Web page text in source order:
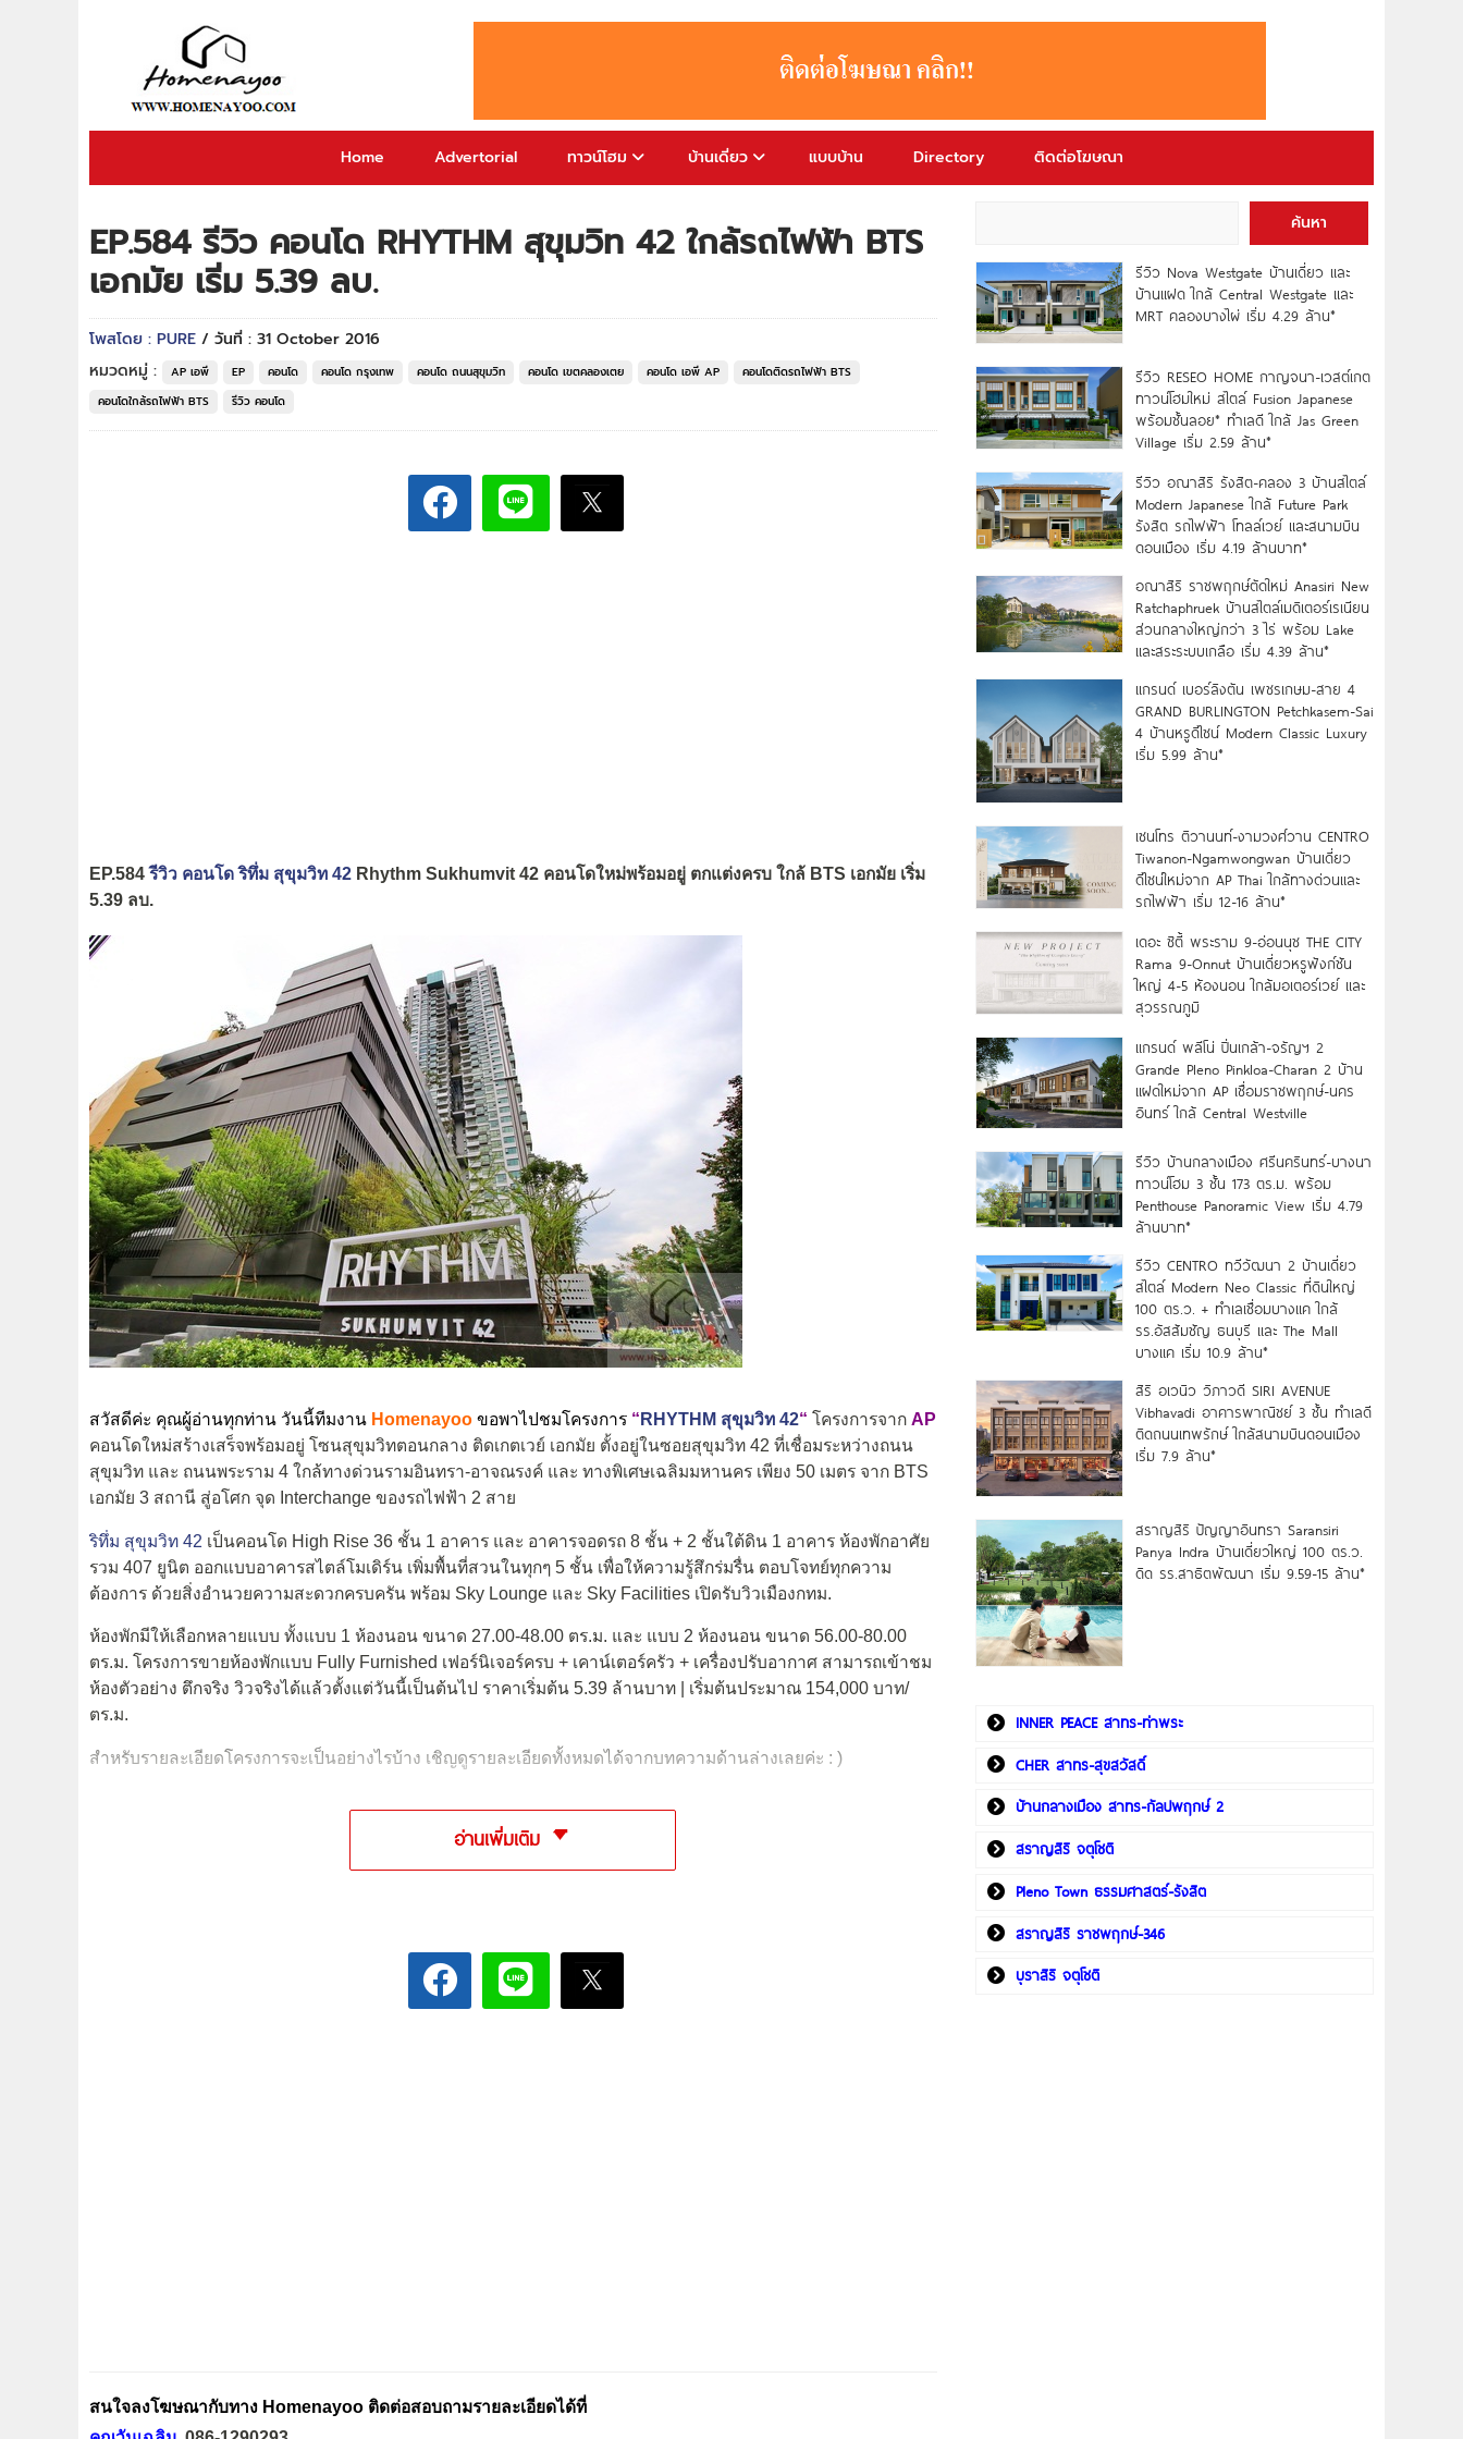
Home Advertorial ทาวน์โฮม บ้านเดี่ยว แบบบ้าน Directory ติดต่อโฆษณา
EP.584 รีวิว คอนโด RHYTHM สุขุมวิท 42 ใกล้รถไฟฟ้า BTS
เอกมัย เริ่ม 5.39 ลบ.
โพสโดย : PURE / วันที่ : 31 October 2016
หมวดหมู่ :
AP เอพี EP คอนโด คอนโด กรุงเทพ คอนโด ถนนสุขุมวิท คอนโด เขตคลองเตย คอนโด เอพี AP
คอนโดติดรถไฟฟ้า BTS
คอนโดใกล้รถไฟฟ้า BTS
รีวิว คอนโด
EP.584รีวิว คอนโด ริทึ่ม สุขุมวิท 42 Rhythm Sukhumvit 42 คอนโดใหม่พร้อมอยู่ ตกแต่งครบ ใกล้ BTS เอกมัย เริ่ม
5.39 ลบ.
สวัสดีค่ะ คุณผู้อ่านทุกท่าน วันนี้ทีมงาน Homenayoo ขอพาไปชมโครงการ “ RHYTHM สุขุมวิท 42“ โครงการจาก AP
คอนโดใหม่สร้างเสร็จพร้อมอยู่ โซนสุขุมวิทตอนกลาง ติดเกตเวย์ เอกมัย ตั้งอยู่ในซอยสุขุมวิท 42 ที่เชื่อมระหว่างถนน
สุขุมวิท และ ถนนพระราม 4 ใกล้ทางด่วนรามอินทรา-อาจณรงค์ และ ทางพิเศษเฉลิมมหานคร เพียง 50 เมตร จาก BTS
เอกมัย 3 สถานี สู่อโศก จุด Interchange ของรถไฟฟ้า 2 สาย
ริทึ่ม สุขุมวิท 42 เป็นคอนโด High Rise 36 ชั้น 1 อาคาร และ อาคารจอดรถ 8 ชั้น + 2 ชั้นใต้ดิน 1 อาคาร ห้องพักอาศัย
รวม 407 ยูนิต ออกแบบอาคารสไตล์โมเดิร์น เพิ่มพื้นที่สวนในทุกๆ 5 ชั้น เพื่อให้ความรู้สึกร่มรื่น ตอบโจทย์ทุกความ
ต้องการ ด้วยสิ่งอำนวยความสะดวกครบครัน พร้อม Sky Lounge และ Sky Facilities เปิดรับวิวเมืองกทม.
ห้องพักมีให้เลือกหลายแบบ ทั้งแบบ 1 ห้องนอน ขนาด 27.00-48.00 ตร.ม. และ แบบ 2 ห้องนอน ขนาด 56.00-80.00
ตร.ม. โครงการขายห้องพักแบบ Fully Furnished เฟอร์นิเจอร์ครบ + เคาน์เตอร์ครัว + เครื่องปรับอากาศ สามารถเข้าชม
ห้องตัวอย่าง ตึกจริง วิวจริงได้แล้วตั้งแต่วันนี้เป็นต้นไป ราคาเริ่มต้น 5.39 ล้านบาท | เริ่มต้นประมาณ 154,000 บาท/
ตร.ม.
สำหรับรายละเอียดโครงการจะเป็นอย่างไรบ้าง เชิญดูรายละเอียดทั้งหมดได้จากบทความด้านล่างเลยค่ะ : )
อ่านเพิ่มเติม
สนใจลงโฆษณากับทาง Homenayoo ติดต่อสอบถามรายละเอียดได้ที่
ค้นหา
รีวิว Nova Westgate บ้านเดี่ยว และ
บ้านแฝด ใกล้ Central Westgate และ
MRT คลองบางไผ่ เริ่ม 4.29 ล้าน*
รีวิว RESEO HOME กาญจนา-เวสต์เกต
ทาวน์โฮมใหม่ สไตล์ Fusion Japanese
พร้อมชั้นลอย* ทำเลดี ใกล้ Jas Green
Village เริ่ม 2.59 ล้าน*
รีวิว อณาสิริ รังสิต-คลอง 3 บ้านสไตล์
Modern Japanese ใกล้ Future Park
รังสิต รถไฟฟ้า โทลล์เวย์ และสนามบิน
ดอนเมือง เริ่ม 4.19 ล้านบาท*
อณาสิริ ราชพฤกษ์ตัดใหม่ Anasiri New
Ratchaphruek บ้านสไตล์เมดิเตอร์เรเนียน
ส่วนกลางใหญ่กว่า 3 ไร่ พร้อม Lake
และสระระบบเกลือ เริ่ม 4.39 ล้าน*
แกรนด์ เบอร์ลิงตัน เพชรเกษม-สาย 4
GRAND BURLINGTON Petchkasem-Sai
4 บ้านหรูดีไซน์ Modern Classic Luxury
เริ่ม 5.99 ล้าน*
เซนโทร ติวานนท์-งามวงศ์วาน CENTRO
Tiwanon-Ngamwongwan บ้านเดี่ยว
ดีไซน์ใหม่จาก AP Thai ใกล้ทางด่วนและ
รถไฟฟ้า เริ่ม 12-16 ล้าน*
เดอะ ซิตี้ พระราม 9-อ่อนนุช THE CITY
Rama 9-Onnut บ้านเดี่ยวหรูฟังก์ชัน
ใหญ่ 4-5 ห้องนอน ใกล้มอเตอร์เวย์ และ
สุวรรณภูมิ
แกรนด์ พลีโน่ ปิ่นเกล้า-จรัญฯ 2
Grande Pleno Pinkloa-Charan 2 บ้าน
แฝดใหม่จาก AP เชื่อมราชพฤกษ์-นคร
อินทร์ ใกล้ Central Westville
รีวิว บ้านกลางเมือง ศรีนครินทร์-บางนา
ทาวน์โฮม 3 ชั้น 173 ตร.ม. พร้อม
Penthouse Panoramic View เริ่ม 4.79
ล้านบาท*
รีวิว CENTRO ทวีวัฒนา 2 บ้านเดี่ยว
สไตล์ Modern Neo Classic ที่ดินใหญ่
100 ตร.ว. + ทำเลเชื่อมบางแค ใกล้
รร.อัสสัมชัญ ธนบุรี และ The Mall
บางแค เริ่ม 10.9 ล้าน*
สิริ อเวนิว วิภาวดี SIRI AVENUE
Vibhavadi อาคารพาณิชย์ 3 ชั้น ทำเลดี
ติดถนนเทพรักษ์ ใกล้สนามบินดอนเมือง
เริ่ม 7.9 ล้าน*
สราญสิริ ปัญญาอินทรา Saransiri
Panya Indra บ้านเดี่ยวใหญ่ 100 ตร.ว.
ดิด รร.สาธิตพัฒนา เริ่ม 9.59-15 ล้าน*
INNER PEACE สาทร-ท่าพระ
CHER สาทร-สุขสวัสดิ์
บ้านกลางเมือง สาทร-กัลปพฤกษ์ 2
สราญสิริ จตุโชติ
Pleno Town ธรรมศาสตร์-รังสิต
สราญสิริ ราชพฤกษ์-346
บุราสิริ จตุโชติ